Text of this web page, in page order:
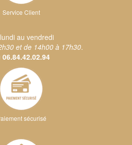
Service Client
au vendredi
et de 14h00 à 17h30.
06.84.42.02.94
sécurisé